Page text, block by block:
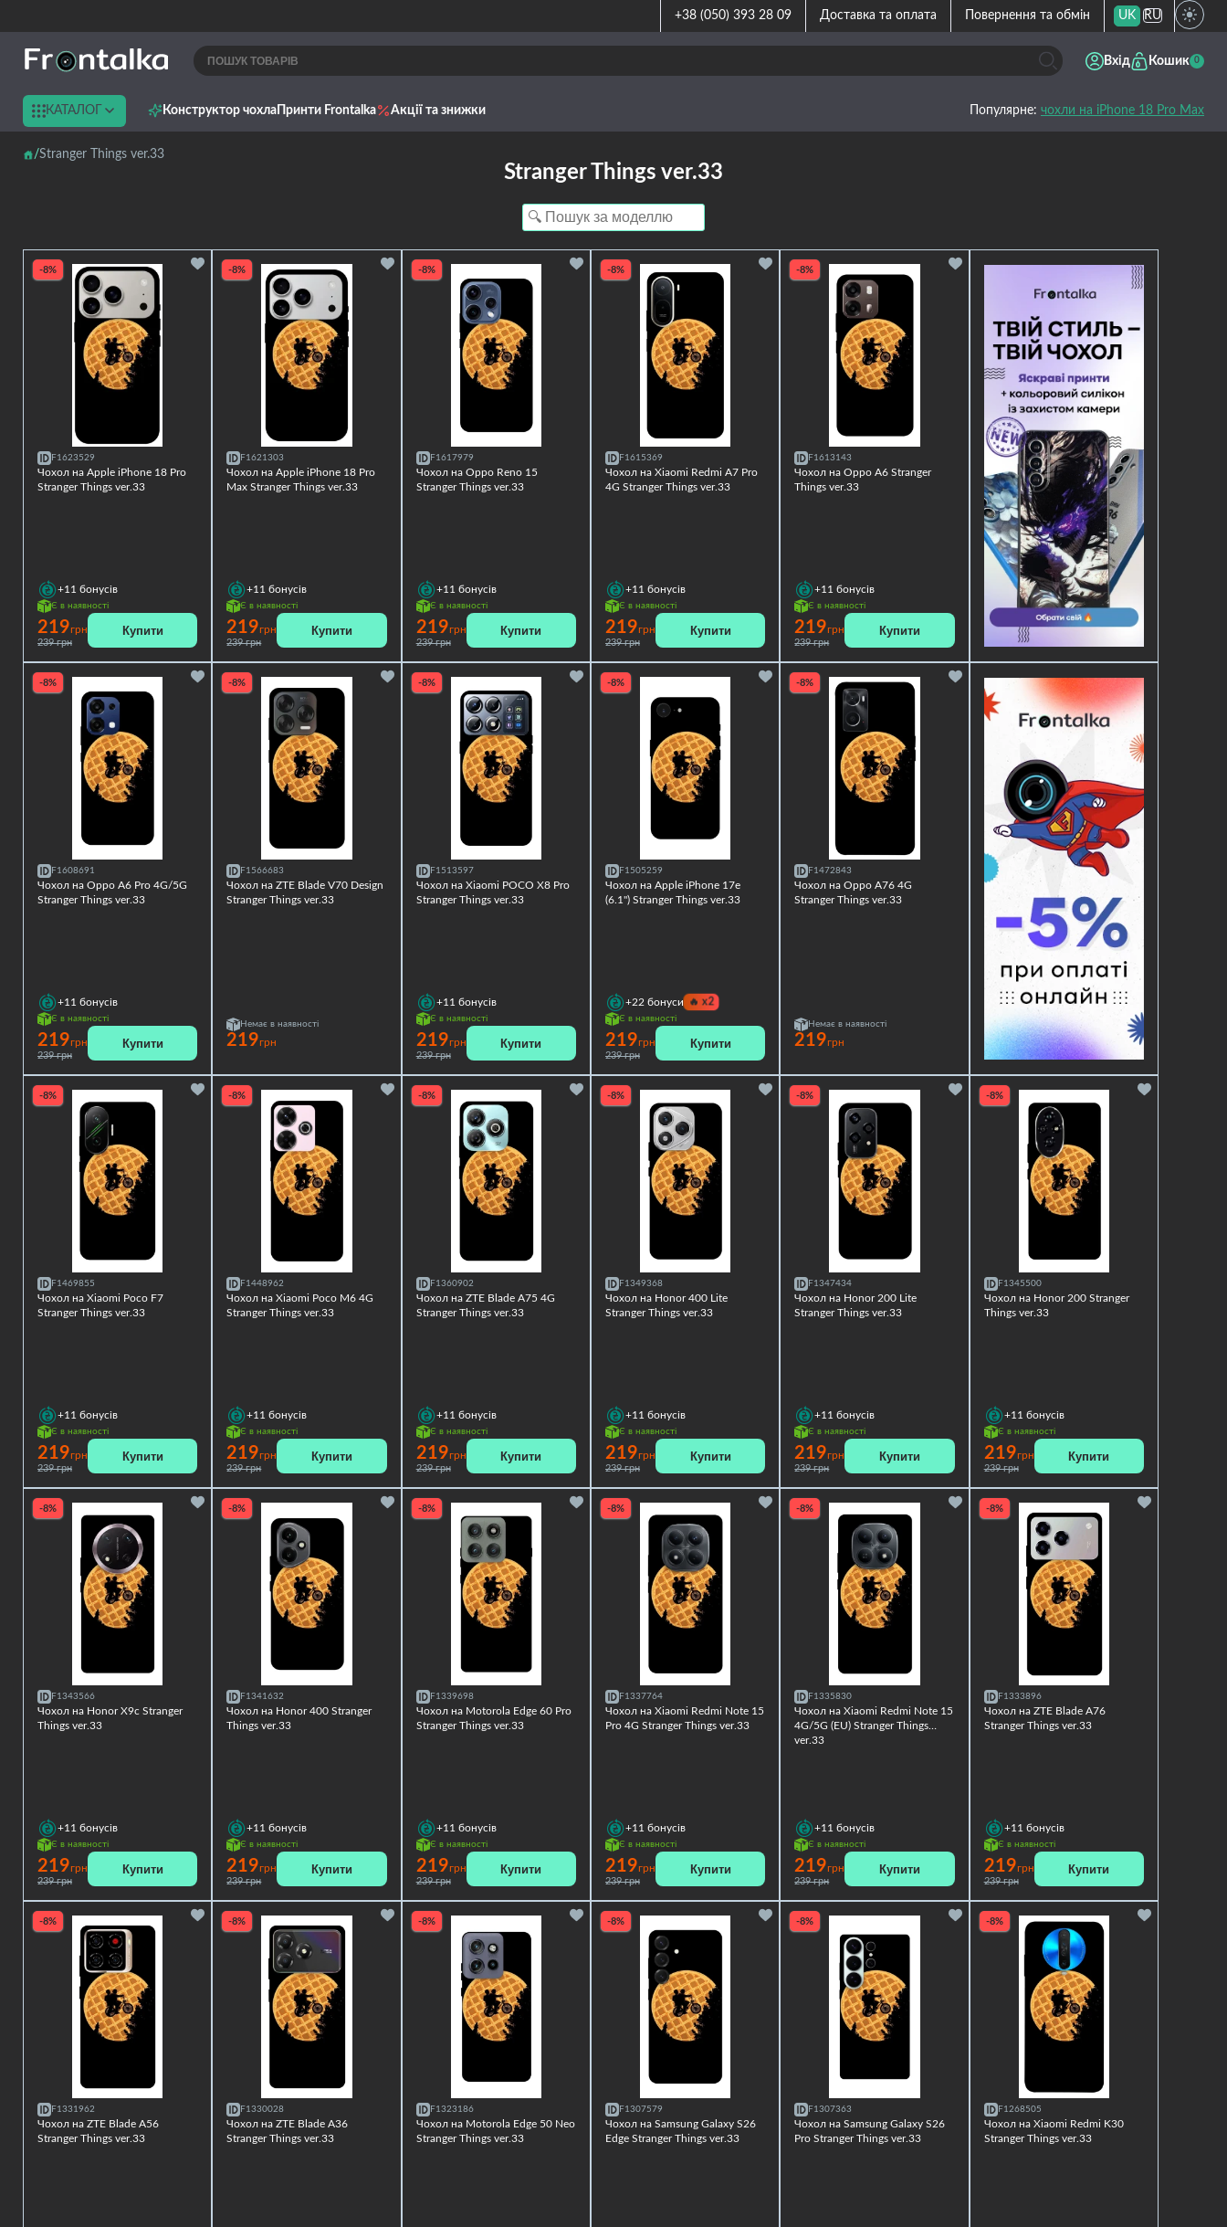
+38 (050) 393 28 09 Доставка та оплата Повернення та обмін UK RU
Вхід Кошик 0
КАТАЛОГ Конструктор чохла Принти Frontalka Акції та знижки Популярне: чохли на iPhone 18 Pro Max
Stranger Things ver.33
Stranger Things ver.33
-8%
F1623529
Чохол на Apple iPhone 18 Pro
Stranger Things ver.33
+11 бонусів
Є в наявності
219грн
239 грн
Купити
-8%
F1621303
Чохол на Apple iPhone 18 Pro
Max Stranger Things ver.33
+11 бонусів
Є в наявності
219грн
239 грн
Купити
-8%
F1617979
Чохол на Oppo Reno 15
Stranger Things ver.33
+11 бонусів
Є в наявності
219грн
239 грн
Купити
-8%
F1615369
Чохол на Xiaomi Redmi A7 Pro
4G Stranger Things ver.33
+11 бонусів
Є в наявності
219грн
239 грн
Купити
-8%
F1613143
Чохол на Oppo A6 Stranger
Things ver.33
+11 бонусів
Є в наявності
219грн
239 грн
Купити
-8%
F1608691
Чохол на Oppo A6 Pro 4G/5G
Stranger Things ver.33
+11 бонусів
Є в наявності
219грн
239 грн
Купити
-8%
F1566683
Чохол на ZTE Blade V70 Design
Stranger Things ver.33
Немає в наявності
219грн
-8%
F1513597
Чохол на Xiaomi POCO X8 Pro
Stranger Things ver.33
+11 бонусів
Є в наявності
219грн
239 грн
Купити
-8%
F1505259
Чохол на Apple iPhone 17e
(6.1") Stranger Things ver.33
+22 бонуси 🔥x2
Є в наявності
219грн
239 грн
Купити
-8%
F1472843
Чохол на Oppo A76 4G
Stranger Things ver.33
Немає в наявності
219грн
-8%
F1469855
Чохол на Xiaomi Poco F7
Stranger Things ver.33
+11 бонусів
Є в наявності
219грн
239 грн
Купити
-8%
F1448962
Чохол на Xiaomi Poco M6 4G
Stranger Things ver.33
+11 бонусів
Є в наявності
219грн
239 грн
Купити
-8%
F1360902
Чохол на ZTE Blade A75 4G
Stranger Things ver.33
+11 бонусів
Є в наявності
219грн
239 грн
Купити
-8%
F1349368
Чохол на Honor 400 Lite
Stranger Things ver.33
+11 бонусів
Є в наявності
219грн
239 грн
Купити
-8%
F1347434
Чохол на Honor 200 Lite
Stranger Things ver.33
+11 бонусів
Є в наявності
219грн
239 грн
Купити
-8%
F1345500
Чохол на Honor 200 Stranger
Things ver.33
+11 бонусів
Є в наявності
219грн
239 грн
Купити
-8%
F1343566
Чохол на Honor X9c Stranger
Things ver.33
+11 бонусів
Є в наявності
219грн
239 грн
Купити
-8%
F1341632
Чохол на Honor 400 Stranger
Things ver.33
+11 бонусів
Є в наявності
219грн
239 грн
Купити
-8%
F1339698
Чохол на Motorola Edge 60 Pro
Stranger Things ver.33
+11 бонусів
Є в наявності
219грн
239 грн
Купити
-8%
F1337764
Чохол на Xiaomi Redmi Note 15
Pro 4G Stranger Things ver.33
+11 бонусів
Є в наявності
219грн
239 грн
Купити
-8%
F1335830
Чохол на Xiaomi Redmi Note 15
4G/5G (EU) Stranger Things
ver.33
+11 бонусів
Є в наявності
219грн
239 грн
Купити
-8%
F1333896
Чохол на ZTE Blade A76
Stranger Things ver.33
+11 бонусів
Є в наявності
219грн
239 грн
Купити
-8%
F1331962
Чохол на ZTE Blade A56
Stranger Things ver.33
-8%
F1330028
Чохол на ZTE Blade A36
Stranger Things ver.33
-8%
F1323186
Чохол на Motorola Edge 50 Neo
Stranger Things ver.33
-8%
F1307579
Чохол на Samsung Galaxy S26
Edge Stranger Things ver.33
-8%
F1307363
Чохол на Samsung Galaxy S26
Pro Stranger Things ver.33
-8%
F1268505
Чохол на Xiaomi Redmi K30
Stranger Things ver.33